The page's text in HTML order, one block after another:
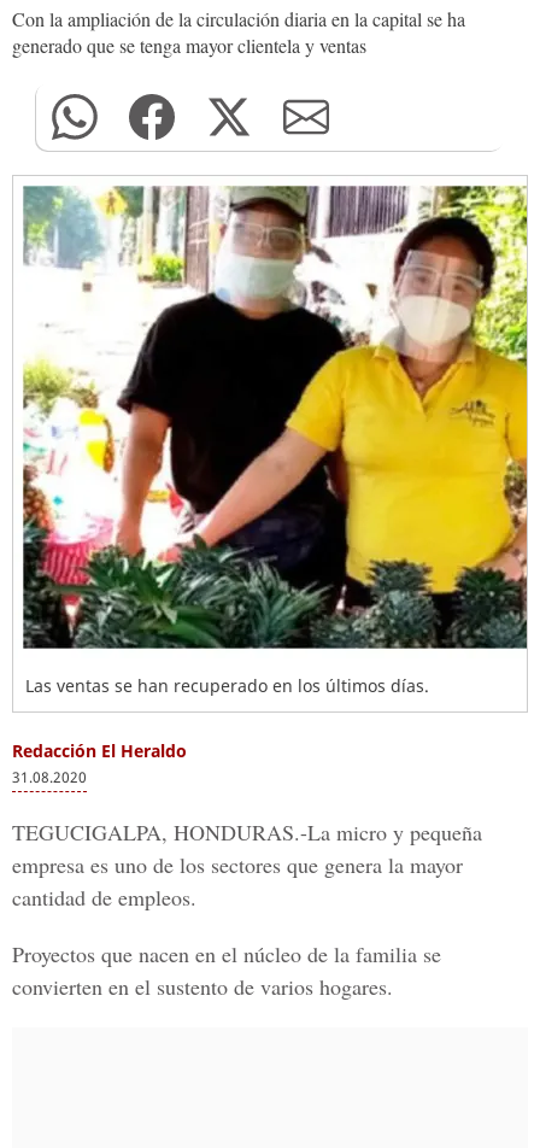
Con la ampliación de la circulación diaria en la capital se ha
generado que se tenga mayor clientela y ventas
Las ventas se han recuperado en los últimos días.
Redacción El Heraldo
31.08.2020
TEGUCIGALPA, HONDURAS.-La micro y pequeña
empresa es uno de los sectores que genera la mayor
cantidad de empleos.
Proyectos que nacen en el núcleo de la familia se
convierten en el sustento de varios hogares.